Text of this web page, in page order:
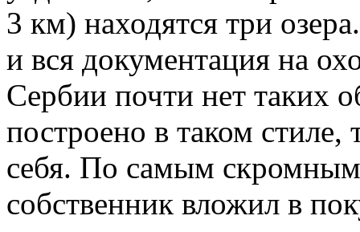
3 км) находятся три
и вся документация на
Сербии почти нет таких
построено в таком
себя. По самым скромным
собственник вложил в